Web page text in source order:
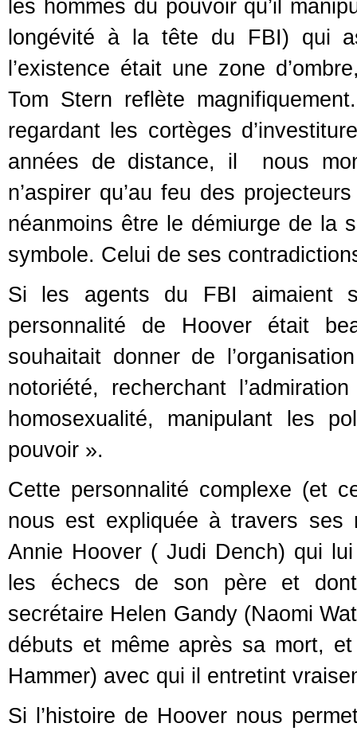
les hommes du pouvoir qu’il
longévité à la tête du FBI) qui
l’existence était une zone
Tom Stern reflète
regardant les cortèges
années de distance, il nous
n’aspirer qu’au feu des
néanmoins être le démiurge de la
symbole. Celui de ses
Si les agents du FBI aimaient
personnalité de Hoover était
souhaitait donner de
notoriété, recherchant
homosexualité, manipulant les
pouvoir ».
Cette personnalité complexe (et
nous est expliquée à travers
Annie Hoover ( Judi Dench) qui
les échecs de son père et
secrétaire Helen Gandy (Naomi
débuts et même après sa mort,
Hammer) avec qui il entretint
Si l’histoire de Hoover nous